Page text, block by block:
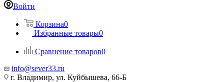
Войти
Корзина0
Избранные товары0
Сравнение товаров0
info@sever33.ru
г. Владимир, ул. Куйбышева, 66-Б